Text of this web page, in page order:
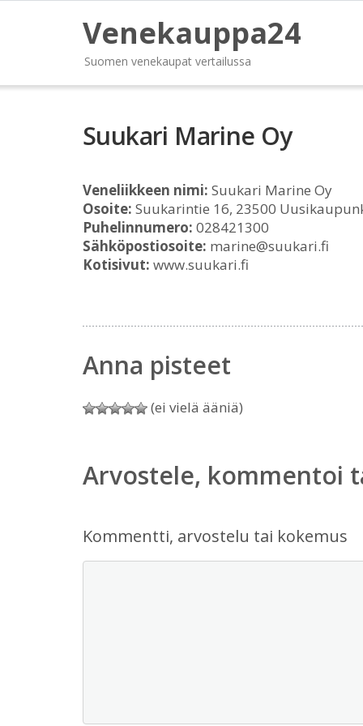
Venekauppa24
Suomen venekaupat vertailussa
Suukari Marine Oy
Veneliikkeen nimi: Suukari Marine Oy
Osoite: Suukarintie 16, 23500
Puhelinnumero: 028421300
Sähköpostiosoite: marine@suukari.fi
Kotisivut: www.suukari.fi
Anna pisteet
(ei vielä ääniä)
Arvostele, kommentoi
Kommentti, arvostelu tai kokemus